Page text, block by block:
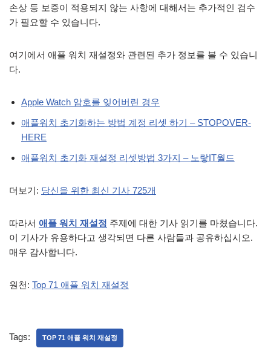
손상 등 보증이 적용되지 않는 사항에 대해서는 추가적인 검수
가 필요할 수 있습니다.
여기에서 애플 워치 재설정와 관련된 추가 정보를 볼 수 있습니
다.
Apple Watch 암호를 잊어버린 경우
애플워치 초기화하는 방법 계정 리셋 하기 – STOPOVER-
HERE
애플워치 초기화 재설정 리셋방법 3가지 – 노랗IT월드
더보기: 당신을 위한 최신 기사 725개
따라서 애플 워치 재설정 주제에 대한 기사 읽기를 마쳤습니다.
이 기사가 유용하다고 생각되면 다른 사람들과 공유하십시오.
매우 감사합니다.
원천: Top 71 애플 워치 재설정
Tags: TOP 71 애플 워치 재설정